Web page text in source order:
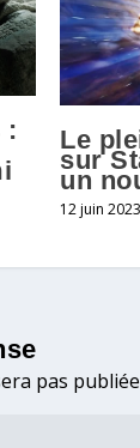
: Le
sur
un
12 juin 2023
pas